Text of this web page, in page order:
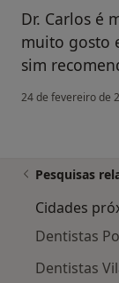
Dr. Carlos é
muito gosto
sim
24 de fevereiro de
Pesquisas
Cidades
Dentistas
Dentistas